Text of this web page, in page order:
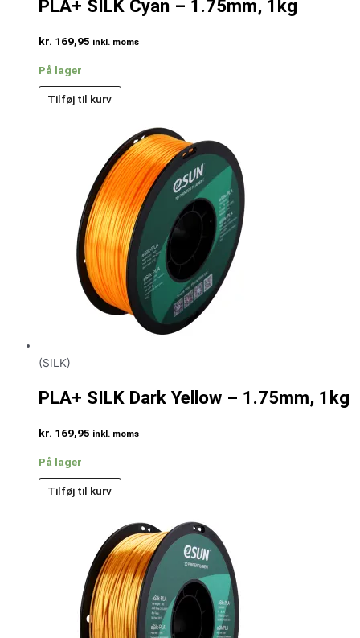
PLA+ SILK Cyan – 1.75mm, 1kg
kr. 169,95 inkl. moms
På lager
Tilføj til kurv
(SILK)
PLA+ SILK Dark Yellow – 1.75mm, 1kg
kr. 169,95 inkl. moms
På lager
Tilføj til kurv